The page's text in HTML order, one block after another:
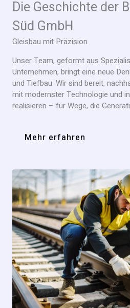
Die Geschichte der
Süd GmbH
Gleisbau mit Präzision
Unser Team, geformt aus
Unternehmen, bringt eine neue
und Tiefbau. Wir sind bereit,
mit modernster Technologie und
realisieren – für Wege, die
Mehr erfahren